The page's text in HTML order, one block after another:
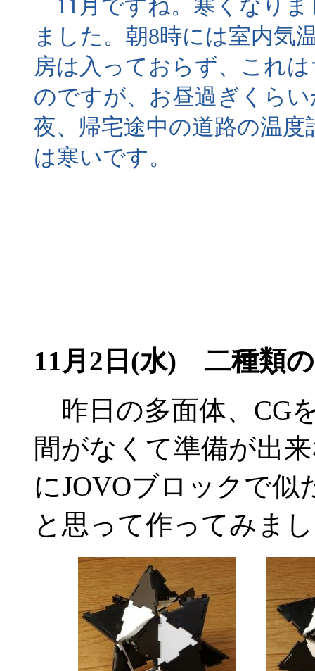
11月ですね。寒くなりま
ました。朝8時には室内気
房は入っておらず、これ
のですが、お昼過ぎくら
夜、帰宅途中の道路の温
は寒いです。
11月2日(水) 二種類
昨日の多面体、CG
間がなくて準備が出
にJOVOブロックで
と思って作ってみま